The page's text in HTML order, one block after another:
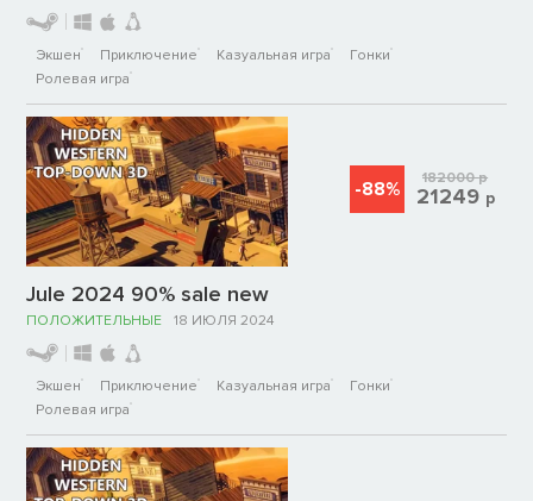
Экшен Приключение Казуальная игра
Гонки
Ролевая игра
Jule 2024 90% sale new
ПОЛОЖИТЕЛЬНЫЕ 18 ИЮЛЯ 2024
Экшен Приключение Казуальная игра
Гонки
Ролевая игра
-88% 182000р
21249 р